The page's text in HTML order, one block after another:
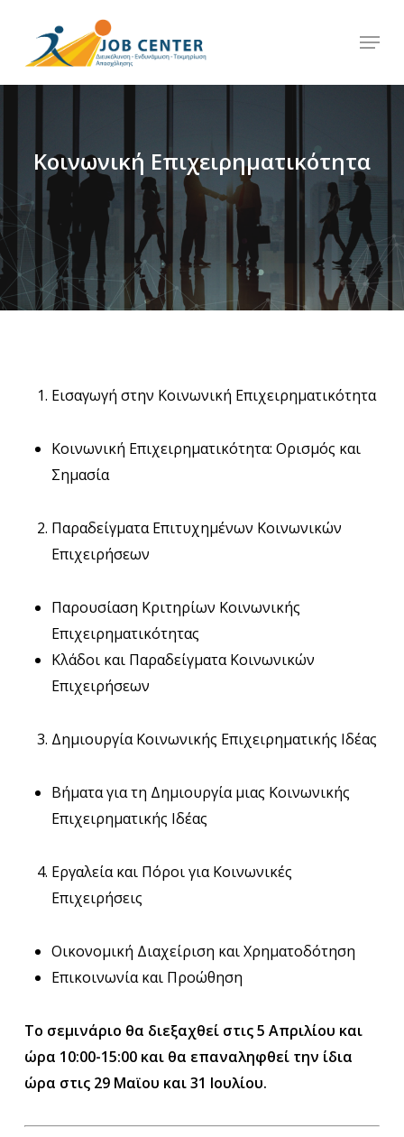
main
content
Menu
Κοινωνική Επιχειρηματικότητα
Εισαγωγή στην Κοινωνική Επιχειρηματικότητα
Κοινωνική Επιχειρηματικότητα: Ορισμός και
Σημασία
Παραδείγματα Επιτυχημένων Κοινωνικών
Επιχειρήσεων
Παρουσίαση Κριτηρίων Κοινωνικής
Επιχειρηματικότητας
Κλάδοι και Παραδείγματα Κοινωνικών
Επιχειρήσεων
Δημιουργία Κοινωνικής Επιχειρηματικής Ιδέας
Βήματα για τη Δημιουργία μιας Κοινωνικής
Επιχειρηματικής Ιδέας
Εργαλεία και Πόροι για Κοινωνικές
Επιχειρήσεις
Οικονομική Διαχείριση και Χρηματοδότηση
Επικοινωνία και Προώθηση
Το σεμινάριο θα διεξαχθεί στις 5 Απριλίου και
ώρα 10:00-15:00 και θα επαναληφθεί την ίδια
ώρα στις 29 Μαϊου και 31 Ιουλίου.
Menu